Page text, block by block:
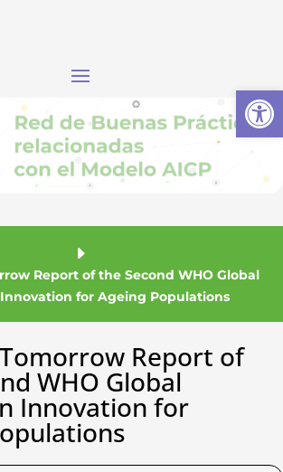
Report of the Second WHO Global
for Ageing Populations
Report of
WHO Global
Innovation for